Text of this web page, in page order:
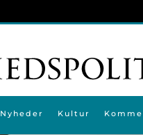
Nyheder Kultur